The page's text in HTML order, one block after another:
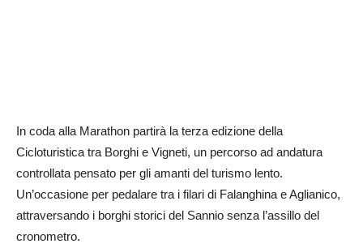
In coda alla Marathon partirà la terza edizione della
Cicloturistica tra Borghi e Vigneti, un percorso ad andatura
controllata pensato per gli amanti del turismo lento.
Un’occasione per pedalare tra i filari di Falanghina e Aglianico,
attraversando i borghi storici del Sannio senza l’assillo del
cronometro.